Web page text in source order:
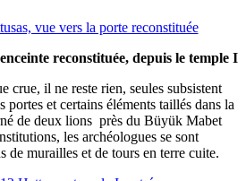
reconstituée, depuis le temple I
crue, il ne reste rien, seules subsistent
portes et certains éléments taillés dans la
de deux lions près du Büyük Mabet
les archéologues se sont
de murailles et de tours en terre cuite.